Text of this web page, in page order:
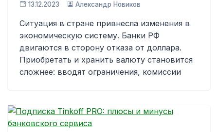
13.12.2023 Александр Новиков
Ситуация в стране привнесла изменения в
экономическую систему. Банки РФ
двигаются в сторону отказа от доллара.
Приобретать и хранить валюту становится
сложнее: вводят ограничения, комиссии